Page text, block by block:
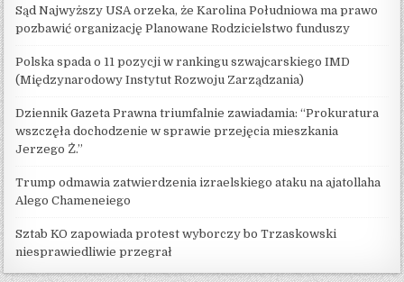
Sąd Najwyższy USA orzeka, że ​​Karolina Południowa ma prawo
pozbawić organizację Planowane Rodzicielstwo funduszy
Polska spada o 11 pozycji w rankingu szwajcarskiego IMD
(Międzynarodowy Instytut Rozwoju Zarządzania)
Dziennik Gazeta Prawna triumfalnie zawiadamia: “Prokuratura
wszczęła dochodzenie w sprawie przejęcia mieszkania
Jerzego Ż.”
Trump odmawia zatwierdzenia izraelskiego ataku na ajatollaha
Alego Chameneiego
Sztab KO zapowiada protest wyborczy bo Trzaskowski
niesprawiedliwie przegrał